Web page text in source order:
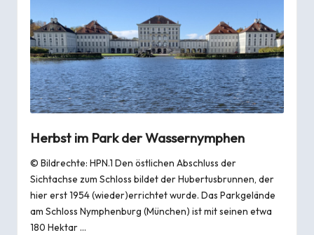
Herbst im Park der Wassernymphen
© Bildrechte: HPN.1 Den östlichen Abschluss der
Sichtachse zum Schloss bildet der Hubertusbrunnen, der
hier erst 1954 (wieder)errichtet wurde. Das Parkgelände
am Schloss Nymphenburg (Mün­chen) ist mit seinen etwa
180 Hektar …